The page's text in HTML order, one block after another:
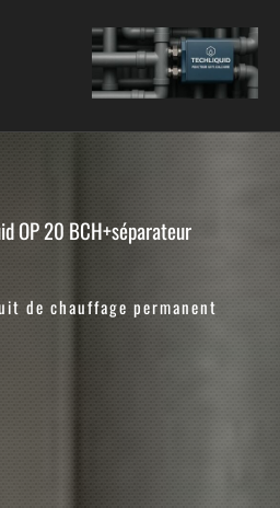
OP 20 BCH+séparateur
de chauffage permanent